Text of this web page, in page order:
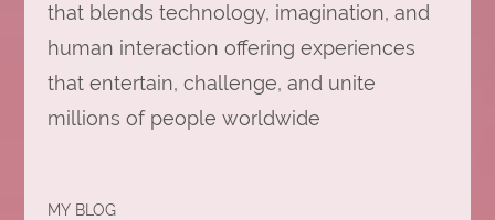
that blends technology, imagination, and
human interaction offering experiences
that entertain, challenge, and unite
millions of people worldwide
MY BLOG